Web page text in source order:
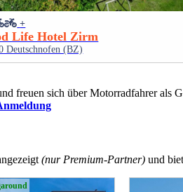
+
Life Hotel Zirm
Deutschnofen (BZ)
freuen sich über Motorradfahrer als
(nur Premium-Partner) und